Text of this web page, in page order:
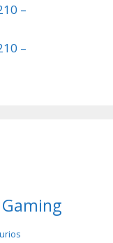
–
–
Gaming